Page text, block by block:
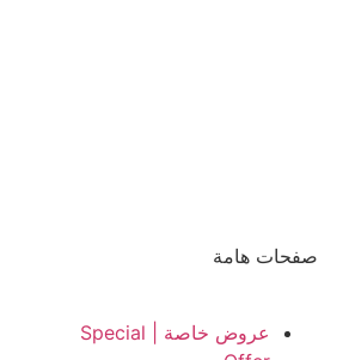
صفحات هامة
عروض خاصة | Special